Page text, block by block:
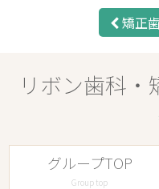
矯正
リボン歯科・
グループTOP
Group top